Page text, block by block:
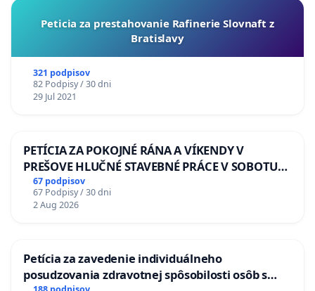
Peticia za prestahovanie Rafinerie Slovnaft z
Bratislavy
321 podpisov
82 Podpisy / 30 dni
29 Jul 2021
PETÍCIA ZA POKOJNÉ RÁNA A VÍKENDY V
PREŠOVE HLUČNÉ STAVEBNÉ PRÁCE V SOBOTU
LEN OD 9.00 DO 13.00 HOD., CEZ PRACOVNÝ
TÝŽDEŇ CIEĽ 8.00 – 18.00 HOD. A PRAVIDELNÁ
KONTROLA STAVBY C-AREA NA
67 podpisov
67 Podpisy / 30 dni
2 Aug 2026
Petícia za zavedenie individuálneho
posudzovania zdravotnej spôsobilosti osôb s